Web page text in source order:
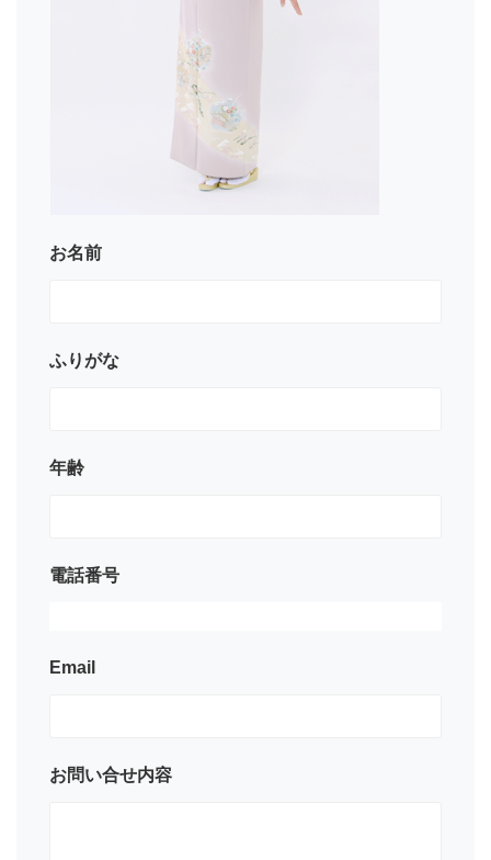
お名前
ふりがな
年齢
電話番号
Email
お問い合せ内容